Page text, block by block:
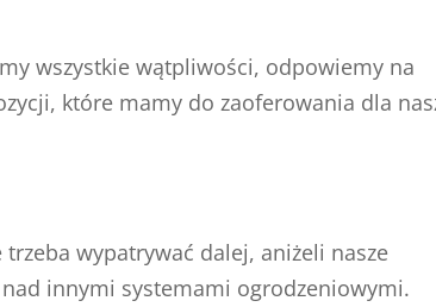
wszystkie wątpliwości, odpowiemy na
które mamy do zaoferowania dla
wypatrywać dalej, aniżeli nasze
innymi systemami ogrodzeniowymi.